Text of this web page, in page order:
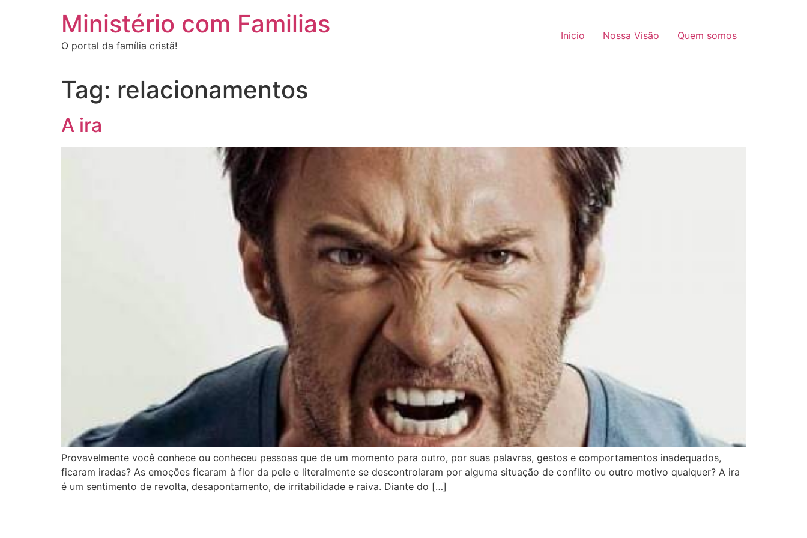
Ministério com Familias
O portal da família cristã!
Inicio Nossa Visão Quem somos
Tag: relacionamentos
A ira
Provavelmente você conhece ou conheceu pessoas que de um momento para outro, por suas palavras, gestos e comportamentos inadequados,
ficaram iradas? As emoções ficaram à flor da pele e literalmente se descontrolaram por alguma situação de conflito ou outro motivo qualquer? A ira
é um sentimento de revolta, desapontamento, de irritabilidade e raiva. Diante do […]